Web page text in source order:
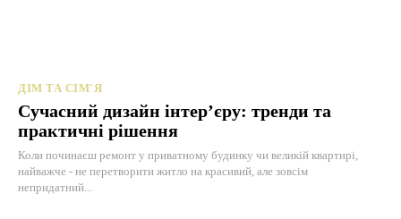
ДІМ ТА СІМ'Я
Сучасний дизайн інтер’єру: тренди та
практичні рішення
Коли починаєш ремонт у приватному будинку чи великій квартирі,
найважче - не перетворити житло на красивий, але зовсім
непридатний...